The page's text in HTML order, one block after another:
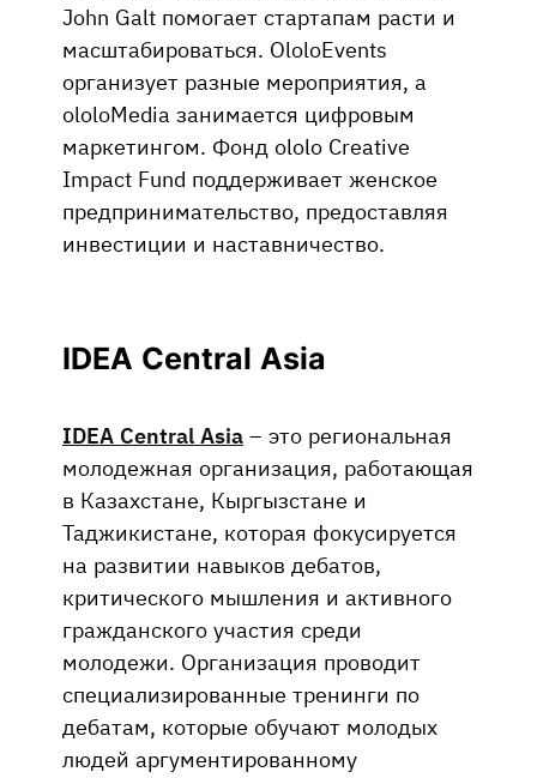
John Galt помогает стартапам расти и
масштабироваться. OloloEvents
организует разные мероприятия, а
ololoMedia занимается цифровым
маркетингом. Фонд ololo Creative
Impact Fund поддерживает женское
предпринимательство, предоставляя
инвестиции и наставничество.
IDEA Central Asia
IDEA Central Asia – это региональная
молодежная организация, работающая
в Казахстане, Кыргызстане и
Таджикистане, которая фокусируется
на развитии навыков дебатов,
критического мышления и активного
гражданского участия среди
молодежи. Организация проводит
специализированные тренинги по
дебатам, которые обучают молодых
людей аргументированному